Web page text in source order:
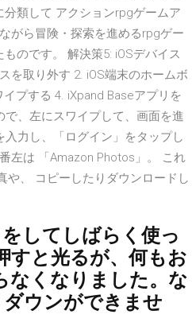
類して アクションrpgゲームア
がら冒険・探索を進めるrpgゲー
のです。 解決策5: iOSデバイス
を取り外す 2. iOS端末のホームボ
プする 4. iXpand Baseアプリを
、左にスワイプして、画面を進
力し、「ログイン」をタップし
左は 「Amazon Photos」。 これ
や、 コピーしたりダウンロードし
してしばらく使っ
すと光るが、何もお
なくなりました。な
ウンができませ